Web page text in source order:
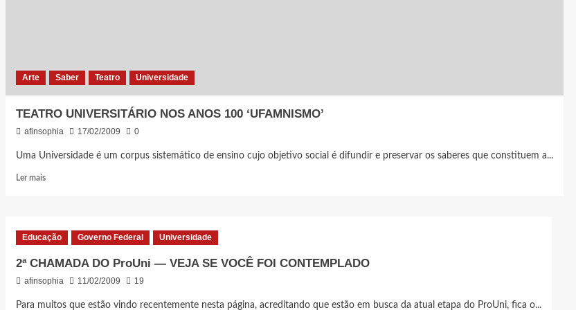
SEGUNDA
ProUni
Arte Saber Teatro Universidade
TEATRO UNIVERSITÁRIO NOS ANOS 100 ‘UFAMNISMO’
afinsophia 17/02/2009 0
Uma Universidade é um corpus sistemático de ensino cujo objetivo social é difundir e preservar os saberes que constituem a...
Ler maisLeia
NOS
100
‘UFAMNISMO’
Educação Governo Federal Universidade
2ª CHAMADA DO ProUni — VEJA SE VOCÊ FOI CONTEMPLADO
afinsophia 11/02/2009 19
Para muitos que estão vindo recentemente nesta página, acreditando que estão em busca da atual etapa do ProUni, fica o...